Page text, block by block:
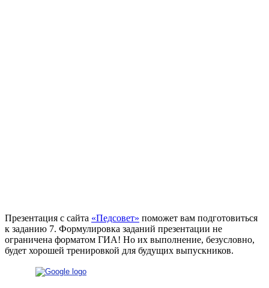
Презентация с сайта «Педсовет» поможет вам подготовиться
к заданию 7. Формулировка заданий презентации не
ограничена форматом ГИА! Но их выполнение, безусловно,
будет хорошей тренировкой для будущих выпускников.